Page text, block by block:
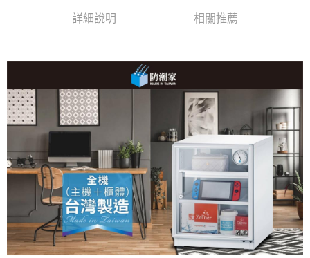
AFTEE先享後付
AFTEE先享後付是「在收到商品之後才付款」的支付方式。 讓您購物簡單
１．簡單：不需註冊會員、不需綁卡、不需儲值。
２．便利：只要手機號碼，簡訊認證，即可結帳。
３．安心：先確認商品／服務後，再付款。
【「AFTEE先享後付」結帳流程】
１．於結帳方式選擇「AFTEE先享後付」後，將跳轉至「AFTEE先享後付」
結帳頁面，進行簡訊認證並確認金額後，即可完成結帳。
２．訂單成立數日內，您將收到繳費通知簡訊。
３．收到繳費通知簡訊後14天內，點擊此簡訊中的連結，可透過四大超商／
ATM／網路銀行／等多元方式進行付款，方視為交易完成。
※ 請注意：結帳手續完成當下不需立刻繳費，但若您需要取消訂單，請聯絡
購買商品的店家。未經商家同意取消之訂單仍視為有效，需透過AFTEE先享
後付繳納相關費用。
※ 交易是否成功請以「AFTEE先享後付 」之結帳頁面顯示為準，若有關於
ATM付款
運送方式
宅配
每筆NT$75，滿NT$399(含以上)免運費
詳細說明 相關推薦